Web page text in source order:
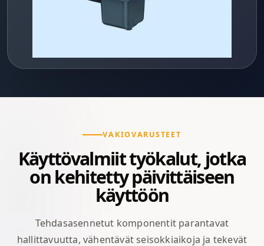
VAKIOVARUSTEET
Käyttövalmiit työkalut, jotka
on kehitetty päivittäiseen
käyttöön
Tehdasasennetut komponentit parantavat
hallittavuutta, vähentävät seisokkiaikoja ja tekevät